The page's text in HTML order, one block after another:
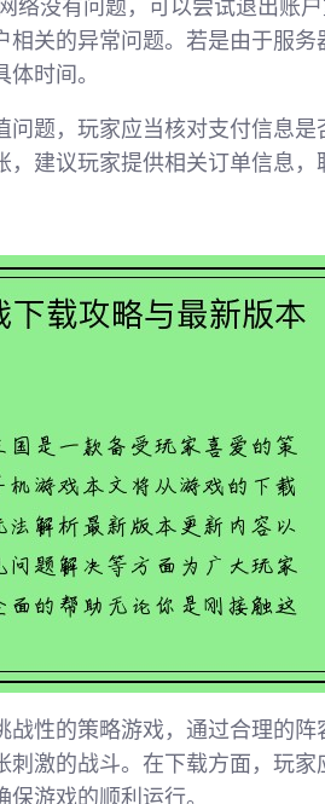
络没有问题，可以尝试退出账
相关的异常问题。若是由于服
时间。
问题，玩家应当核对支付信息
建议玩家提供相关订单信息，
战性的策略游戏，通过合理的
刺激的战斗。在下载方面，玩
游戏的顺利运行。